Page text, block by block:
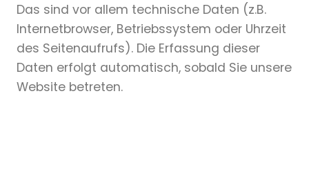
Das sind vor allem technische Daten (z.B.
Internetbrowser, Betriebssystem oder Uhrzeit
des Seitenaufrufs). Die Erfassung dieser
Daten erfolgt automatisch, sobald Sie unsere
Website betreten.